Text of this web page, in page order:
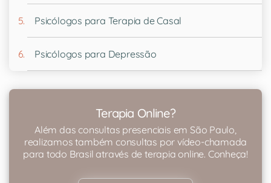
Psicólogos para Terapia de Casal
Psicólogos para Depressão
Terapia Online?
Além das consultas presenciais em São Paulo,
realizamos também consultas por vídeo-chamada
para todo Brasil através de terapia online. Conheça!